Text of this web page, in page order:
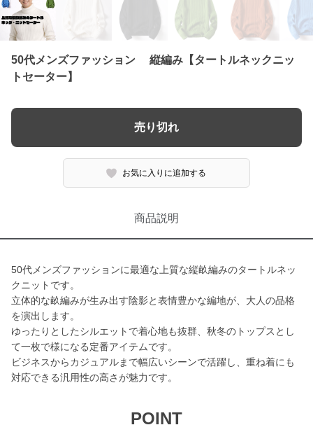
50代メンズファッション 縦編み【タートルネックニッ
トセーター】
売り切れ
お気に入りに追加する
商品説明
50代メンズファッションに最適な上質な縦畝編みのタートルネッ
クニットです。
立体的な畝編みが生み出す陰影と表情豊かな編地が、大人の品格
を演出します。
ゆったりとしたシルエットで着心地も抜群、秋冬のトップスとし
て一枚で様になる定番アイテムです。
ビジネスからカジュアルまで幅広いシーンで活躍し、重ね着にも
対応できる汎用性の高さが魅力です。
POINT